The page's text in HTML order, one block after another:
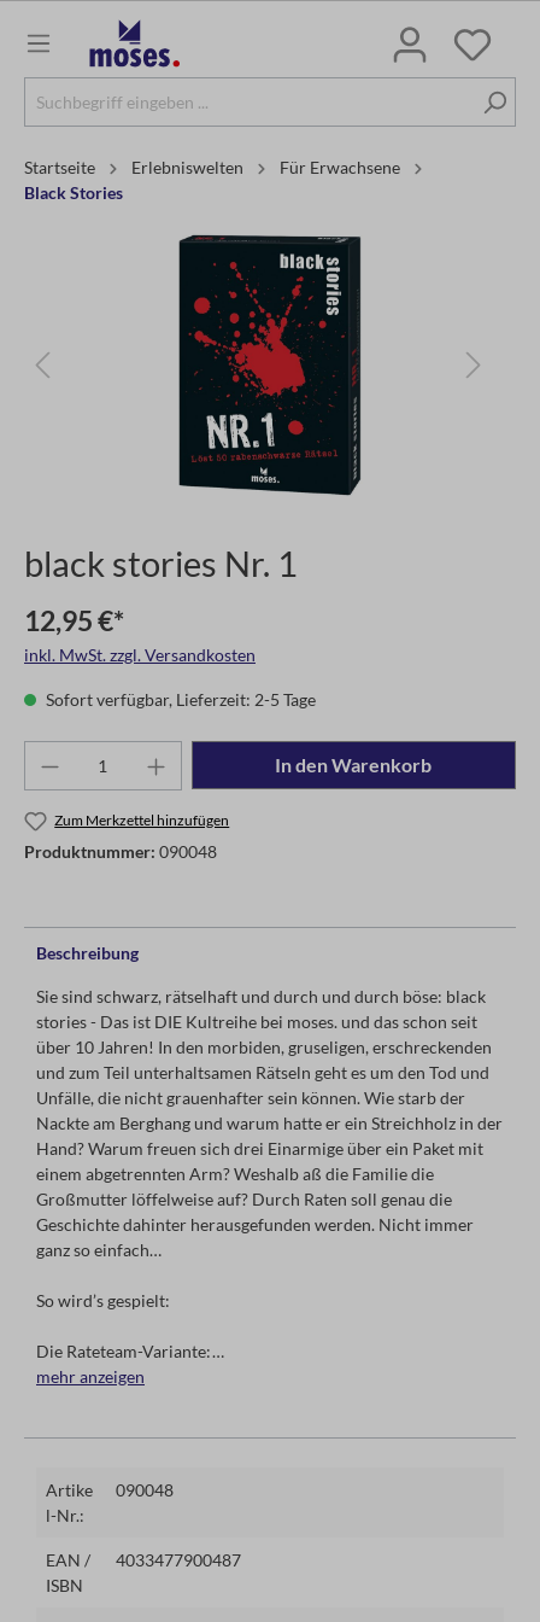
Startseite Erlebniswelten
Für Erwachsene
Black Stories
black stories Nr. 1
12,95 €*
inkl. MwSt. zzgl. Versandkosten
Sofort verfügbar, Lieferzeit: 2-5 Tage
In den Warenkorb
Zum Merkzettel hinzufügen
Produktnummer: 090048
Beschreibung
Sie sind schwarz, rätselhaft und durch und durch böse: black
stories - Das ist DIE Kultreihe bei moses. und das schon seit
über 10 Jahren! In den morbiden, gruseligen, erschreckenden
und zum Teil unterhaltsamen Rätseln geht es um den Tod und
Unfälle, die nicht grauenhafter sein können. Wie starb der
Nackte am Berghang und warum hatte er ein Streichholz in der
Hand? Warum freuen sich drei Einarmige über ein Paket mit
einem abgetrennten Arm? Weshalb aß die Familie die
Großmutter löffelweise auf? Durch Raten soll genau die
Geschichte dahinter herausgefunden werden. Nicht immer
ganz so einfach…
So wird’s gespielt:
Die Rateteam-Variante:
Das Kartenset enthält 50 knifflige, rabenschwarze Rätselkarten
Geschichte vor, die auf derVorderseite der Karte steht. Auf der
Rückseite der Karte findet sich die Antwort, die der*die
Gebieter*in natürlich für sich behält. Nun muss das Ratevolk
sich an die Auflösung der Geschichte „heranfragen“. Dabei
mehr anzeigen
Artike
l-Nr.:
090048
EAN /
ISBN
4033477900487